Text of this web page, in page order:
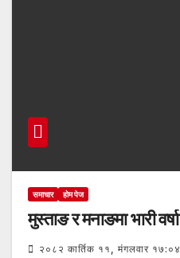
समाचार होम पेज
मुस्ताङ र मनाङमा भारी वर्षा
२०८२ कार्तिक ११, मंगलवार १७:०४